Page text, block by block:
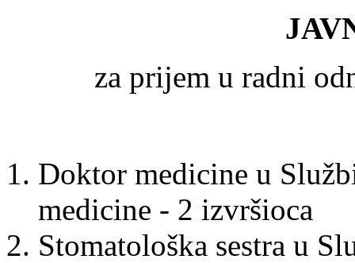
za prijem u radni
Doktor medicine u
medicine - 2 izvršioca
Stomatološka sestra u